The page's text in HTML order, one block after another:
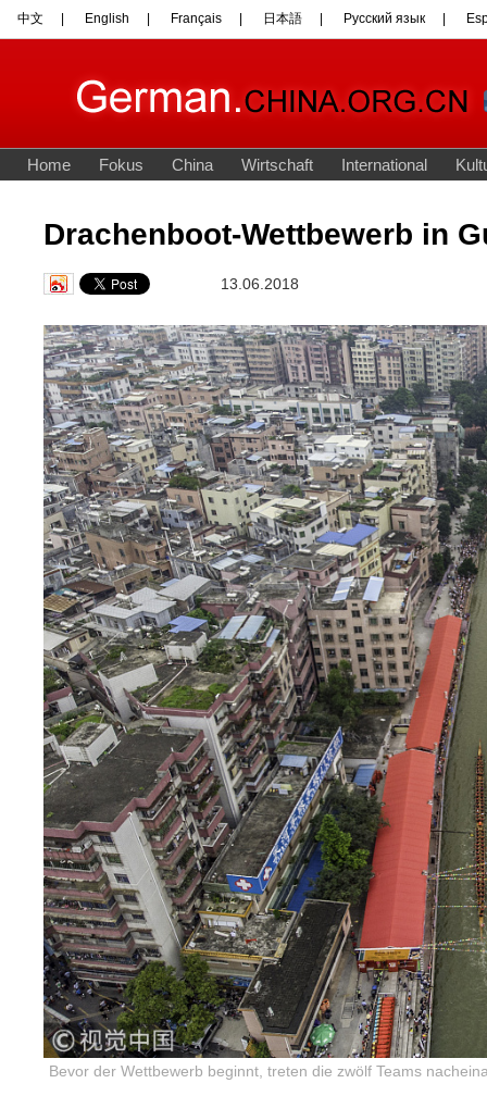
Drachenboot-Wettbewerb in
13.06.2018
Bevor der Wettbewerb beginnt, treten die zwölf Teams